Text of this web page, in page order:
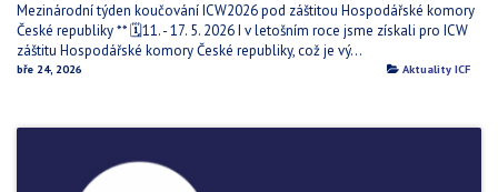
Mezinárodní týden koučování ICW2026 pod záštitou Hospodářské komory
České republiky ** 🗓️11. - 17. 5. 2026 I v letošním roce jsme získali pro ICW
záštitu Hospodářské komory České republiky, což je vý...
bře 24, 2026 Aktuality ICF